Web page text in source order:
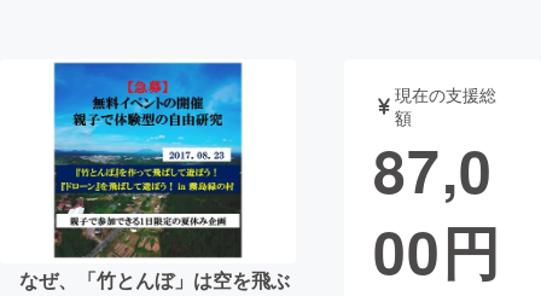
テクノロジー・ガジェット
映像・映画 書籍・雑誌
ビジネス・起業 チャレンジ
なぜ、「竹とんぼ」は空を飛ぶ
現在の支援総
額
87,0
00円